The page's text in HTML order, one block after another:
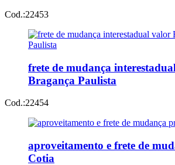
Cod.:22453
frete de mudança
Bragança Paulista
Cod.:22454
aproveitamento e frete de
Cotia